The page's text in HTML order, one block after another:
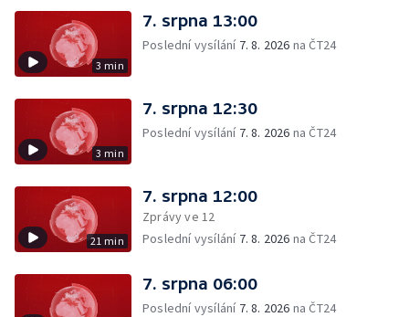
3 min
7. srpna 13:00
Poslední vysílání 7. 8. 2026 na ČT24
3 min
7. srpna 12:30
Poslední vysílání 7. 8. 2026 na ČT24
21 min
7. srpna 12:00
Zprávy ve 12
Poslední vysílání 7. 8. 2026 na ČT24
7. srpna 06:00
Poslední vysílání 7. 8. 2026 na ČT24